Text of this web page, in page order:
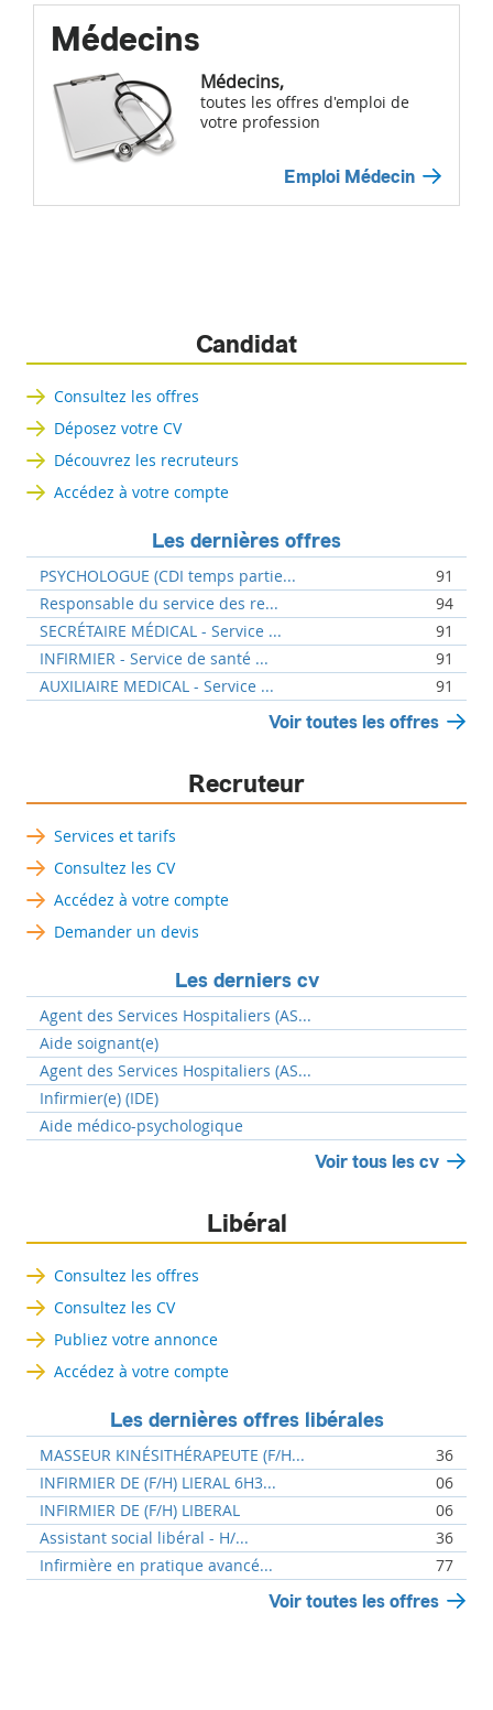
Médecins
Médecins,
toutes les offres d'emploi de
votre profession
Emploi Médecin
Candidat
Consultez les offres
Déposez votre CV
Découvrez les recruteurs
Accédez à votre compte
Les dernières offres
PSYCHOLOGUE (CDI temps partie...
91
Responsable du service des re...
94
SECRÉTAIRE MÉDICAL - Service ...
91
INFIRMIER - Service de santé ...
91
AUXILIAIRE MEDICAL - Service ...
91
Voir toutes les offres
Recruteur
Services et tarifs
Consultez les CV
Accédez à votre compte
Demander un devis
Les derniers cv
Agent des Services Hospitaliers (AS...
Aide soignant(e)
Agent des Services Hospitaliers (AS...
Infirmier(e) (IDE)
Aide médico-psychologique
Voir tous les cv
Libéral
Consultez les offres
Consultez les CV
Publiez votre annonce
Accédez à votre compte
Les dernières offres libérales
MASSEUR KINÉSITHÉRAPEUTE (F/H...
36
INFIRMIER DE (F/H) LIERAL 6H3...
06
INFIRMIER DE (F/H) LIBERAL
06
Assistant social libéral - H/...
36
Infirmière en pratique avancé...
77
Voir toutes les offres